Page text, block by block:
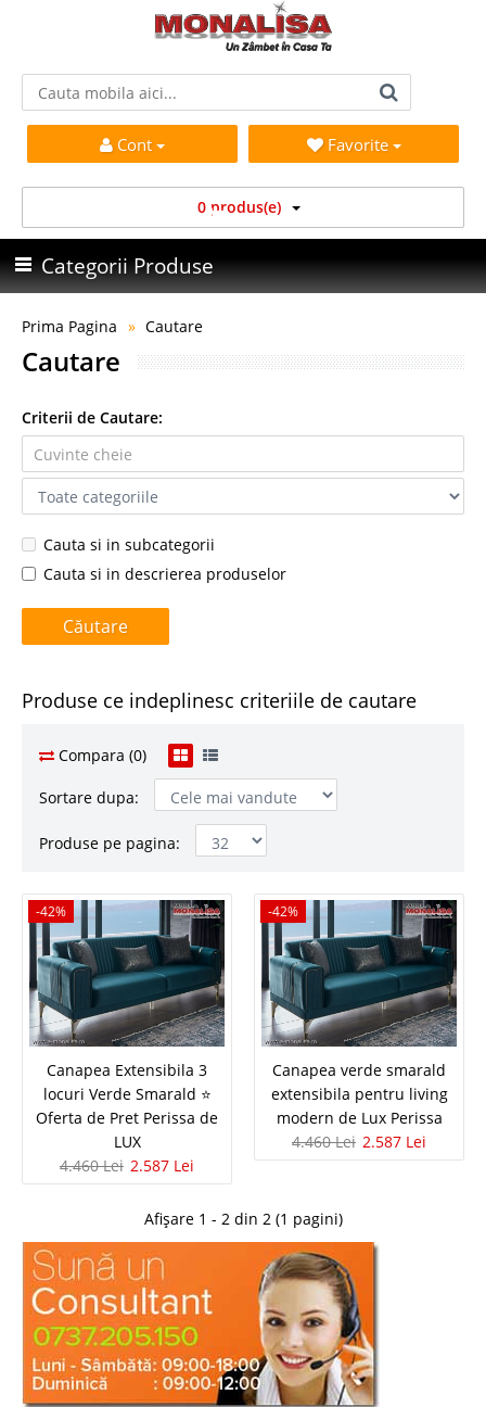
Cont Favorite
0 produs(e)
Categorii Produse
Prima Pagina Cautare
Cautare
Criterii de Cautare:
Cauta si in subcategorii
Cauta si in descrierea produselor
Produse ce indeplinesc criteriile de cautare
Compara (0)
Sortare dupa:
Produse pe pagina:
-42%
Canapea Extensibila 3 locuri Verde
Smarald ⭐ Oferta de Pret Perissa de
LUX
Oferta cu Reducere Maxima Canapele 3 locuri extensibile Verde inchis pt.
Living modern⭐ de Lux Perissa Oferta Speciala de pret
canapea extensibila 3 locuri verde smarald pe catifea inchisa – ​Valabila in
limita stocurilor Canapeaua Perissa de 3 locu..
4.460 Lei
Pret Redus2.587 Lei
-42%
Canapea Extensibila 3
locuri Verde Smarald ⭐
Oferta de Pret Perissa de
LUX
4.460 Lei 2.587 Lei
-42%
Canapea verde smarald
extensibila pentru living
modern de Lux Perissa
4.460 Lei 2.587 Lei
Afișare 1 - 2 din 2 (1 pagini)